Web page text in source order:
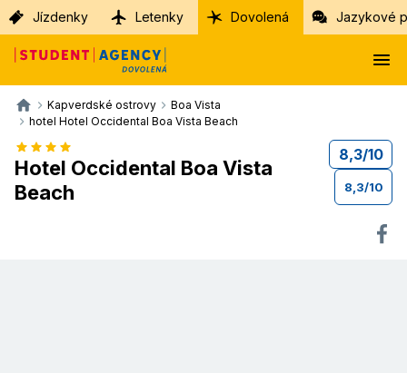
Jízdenky Letenky Dovolená Jazykové
Kapverdské ostrovy
Boa Vista
hotel Hotel Occidental Boa Vista Beach
Hotel Occidental Boa Vista
Beach
8,3/10
8,3/10